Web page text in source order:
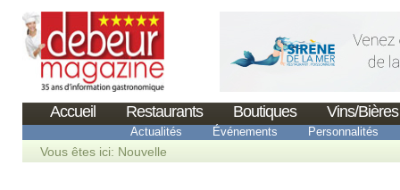
Accueil Restaurants Boutiques Vins/Bières
Actualités Événements Personnalités
Vous êtes ici: Nouvelle